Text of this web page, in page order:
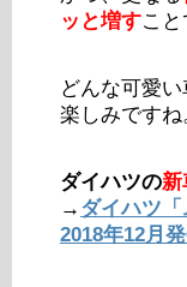
ッと増すこと
どんな可愛
楽しみですね
ダイハツの新
→ ダイハツ
2018年12月